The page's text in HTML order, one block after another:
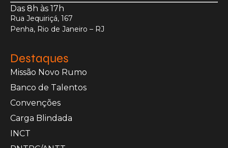
Das 8h às 17h
Rua Jequiriçá, 167
Penha, Rio de Janeiro – RJ
Destaques
Missão Novo Rumo
Banco de Talentos
Convenções
Carga Blindada
INCT